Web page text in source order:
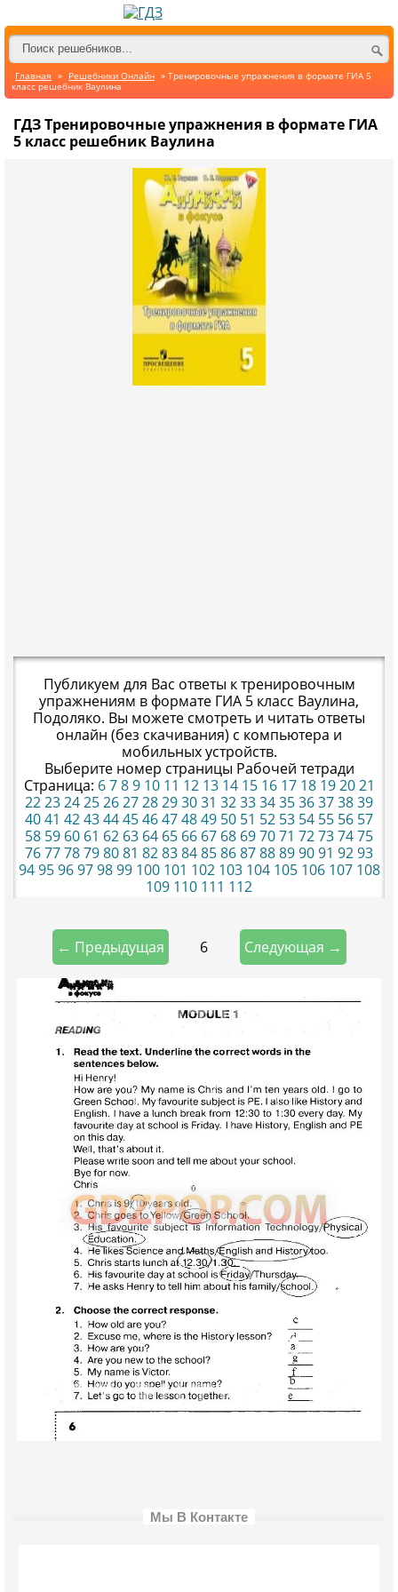
Главная » Решебники Онлайн » Тренировочные упражнения в формате ГИА 5
класс решебник Ваулина
ГДЗ Тренировочные упражнения в формате ГИА
5 класс решебник Ваулина
Публикуем для Вас ответы к тренировочным
упражнениям в формате ГИА 5 класс Ваулина,
Подоляко. Вы можете смотреть и читать ответы
онлайн (без скачивания) с компьютера и
мобильных устройств.
Выберите номер страницы Рабочей тетради
Страница: 67891011 12131415161718192021
22232425262728293031 3233343536373839
4041 4243444546474849 50 51 52 53 54 55 56 57
58 59 60 61 62 63 64 65 66 67 68 697071 72737475
767778798081 82838485868788899091 9293
949596979899100101 102103104105106107108
109 110 111 112
← Предыдущая 6 Следующая →
Мы В Контакте